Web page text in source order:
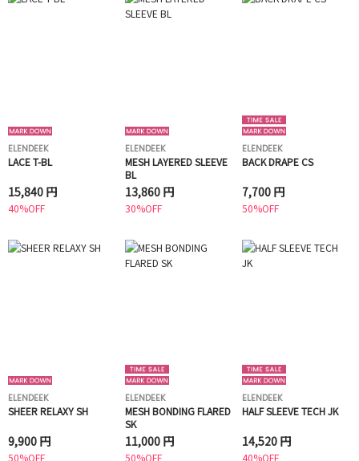
ELENDEEK
LACE T-BL
15,840 円
40%OFF
ELENDEEK
MESH LAYERED SLEEVE
BL
13,860 円
30%OFF
ELENDEEK
BACK DRAPE CS
7,700 円
50%OFF
ELENDEEK
SHEER RELAXY SH
9,900 円
50%OFF
ELENDEEK
MESH BONDING FLARED
SK
11,000 円
50%OFF
ELENDEEK
HALF SLEEVE TECH JK
14,520 円
40%OFF